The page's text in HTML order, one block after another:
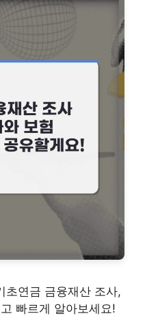
연금 금융재산 조사,
빠르게 알아보세요!